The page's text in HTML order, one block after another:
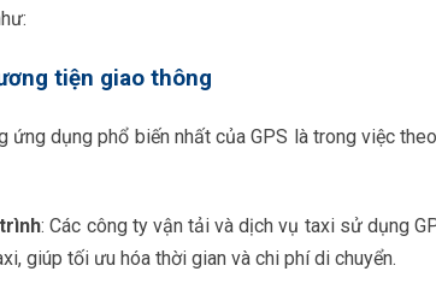
tiện giao thông
ứng dụng phổ biến nhất của GPS là trong việc
: Các công ty vận tải và dịch vụ taxi sử dụng
giúp tối ưu hóa thời gian và chi phí di chuyển.